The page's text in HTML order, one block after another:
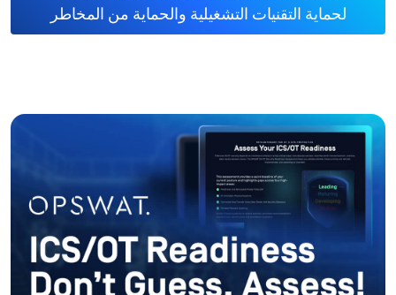
لحماية التقنيات التشغيلية والحماية من المخاطر